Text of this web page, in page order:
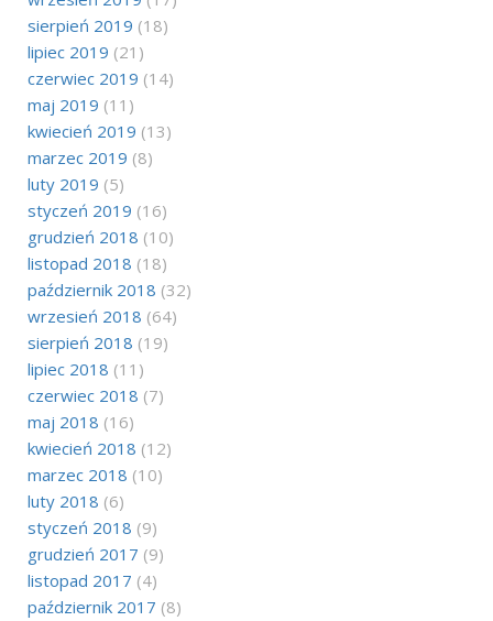
sierpień 2019 (18)
lipiec 2019 (21)
czerwiec 2019 (14)
maj 2019 (11)
kwiecień 2019 (13)
marzec 2019 (8)
luty 2019 (5)
styczeń 2019 (16)
grudzień 2018 (10)
listopad 2018 (18)
październik 2018 (32)
wrzesień 2018 (64)
sierpień 2018 (19)
lipiec 2018 (11)
czerwiec 2018 (7)
maj 2018 (16)
kwiecień 2018 (12)
marzec 2018 (10)
luty 2018 (6)
styczeń 2018 (9)
grudzień 2017 (9)
listopad 2017 (4)
październik 2017 (8)